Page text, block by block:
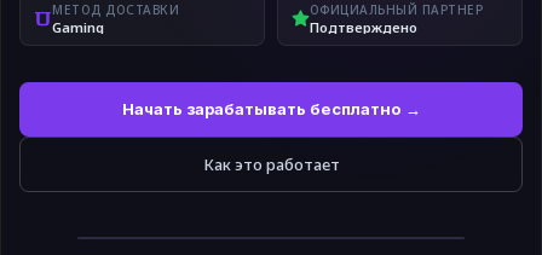
МЕТОД ДОСТАВКИ
Gaming
ОФИЦИАЛЬНЫЙ ПАРТНЕР
Подтверждено
Начать зарабатывать бесплатно →
Как это работает